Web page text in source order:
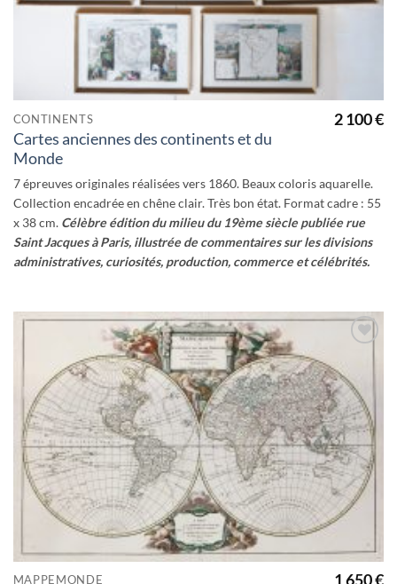
CONTINENTS
Cartes anciennes des continents et du
Monde
2 100€
7 épreuves originales réalisées vers 1860. Beaux coloris aquarelle.
Collection encadrée en chêne clair. Très bon état. Format cadre : 55
x 38 cm. Célèbre édition du milieu du 19ème siècle publiée rue
Saint Jacques à Paris, illustrée de commentaires sur les divisions
administratives, curiosités, production, commerce et célébrités.
wishlist
MAPPEMONDE 1 650€